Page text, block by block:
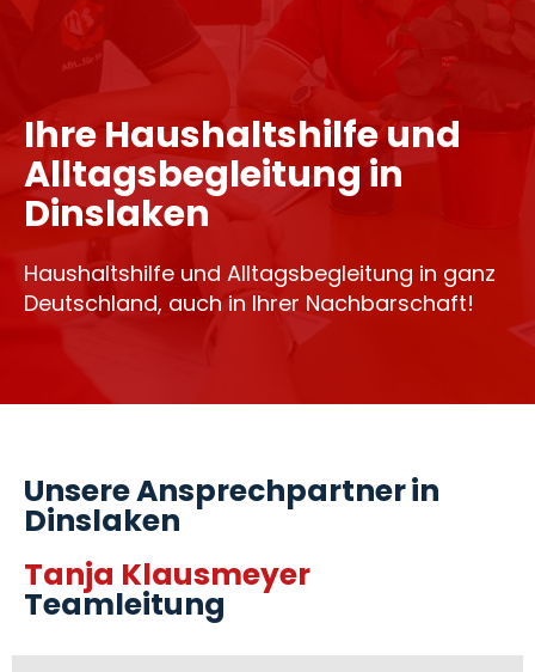
Ihre Haushaltshilfe und
Alltagsbegleitung in
Dinslaken
Haushaltshilfe und Alltagsbegleitung in ganz
Deutschland, auch in Ihrer Nachbarschaft!
Unsere Ansprechpartner in
Dinslaken
Tanja Klausmeyer
Teamleitung